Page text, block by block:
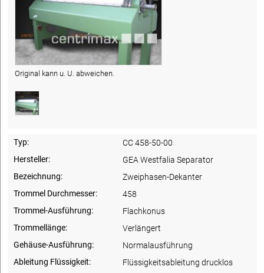
Original kann u. U. abweichen.
Typ:
CC 458-50-00
Hersteller:
GEA Westfalia Separator
Bezeichnung:
Zweiphasen-Dekanter
Trommel Durchmesser:
458
Trommel-Ausführung:
Flachkonus
Trommellänge:
Verlängert
Gehäuse-Ausführung:
Normalausführung
Ableitung Flüssigkeit:
Flüssigkeitsableitung drucklos